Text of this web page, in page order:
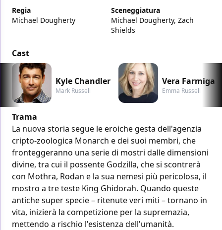
Regia
Michael Dougherty
Sceneggiatura
Michael Dougherty, Zach
Shields
Cast
Kyle Chandler
Mark Russell
Vera Farmiga
Emma Russell
Trama
La nuova storia segue le eroiche gesta dell'agenzia
cripto-zoologica Monarch e dei suoi membri, che
fronteggeranno una serie di mostri dalle dimensioni
divine, tra cui il possente Godzilla, che si scontrerà
con Mothra, Rodan e la sua nemesi più pericolosa, il
mostro a tre teste King Ghidorah. Quando queste
antiche super specie – ritenute veri miti – tornano in
vita, inizierà la competizione per la supremazia,
mettendo a rischio l'esistenza dell'umanità.